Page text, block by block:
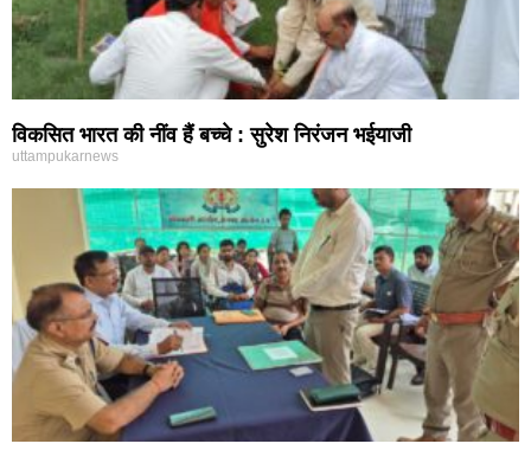
विकसित भारत की नींव हैं बच्चे : सुरेश निरंजन भईयाजी
uttampukarnews